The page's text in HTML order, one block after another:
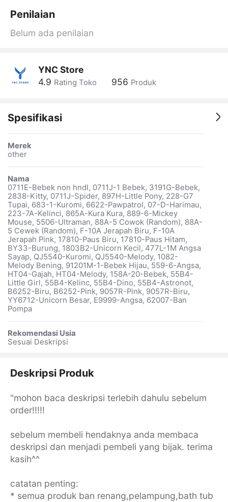
Penilaian
Belum ada penilaian
YNC Store
4.9 Rating Toko 956 Produk
Spesifikasi
Merek
other
Nama
0711E-Bebek non hndl, 0711J-1 Bebek, 3191G-Bebek,
2838-Kitty, 0711J-Spider, 897H-Little Pony, 228-G7
Tupai, 683-1-Kuromi, 6622-Pawpatrol, 07-D-Harimau,
223-7A-Kelinci, 865A-Kura Kura, 889-6-Mickey
Mouse, 5506-Ultraman, 88A-5 Cowok (Random), 88A-
5 Cewek (Random), F-10A Jerapah Biru, F-10A
Jerapah Pink, 17810-Paus Biru, 17810-Paus Hitam,
BY33-Burung, 1803B2-Unicorn Kecil, 477L-1M Angsa
Sayap, QJ5540-Kuromi, QJ5540-Melody, 1082-
Melody Bening, 91201M-1-Bebek Hijau, 559-6-Angsa,
HT04-Gajah, HT04-Melody, 158A-20-Bebek, 55B4-
Little Girl, 55B4-Kelinc, 55B4-Dino, 55B4-Astronot,
B6252-Biru, B6252-Pink, 9057R-Pink, 9057R-Biru,
YY6712-Unicorn Besar, E9999-Angsa, 62007-Ban
Pompa
Rekomendasi Usia
Sesuai Deskripsi
Deskripsi Produk
"mohon baca deskripsi terlebih dahulu sebelum
order!!!!!
sebelum membeli hendaknya anda membaca
deskripsi dan menjadi pembeli yang bijak. terima
kasih^^
catatan penting:
* semua produk ban renang,pelampung,bath tub